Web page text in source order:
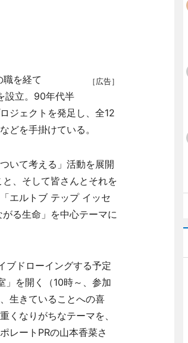
［広告］
を経て
設立。90年代半
ジェクトを発足し、全12
どを手掛けている。
いて考える」活動を展開
、そして皆さんとそれを
エルトブ テップ イッセ
る生命」を中心テーマに
ブドローイングする予定
」を開く（10時～、参加
生きていることへの喜
くなりがちなテーマを、
レートPRの山本香菜さ